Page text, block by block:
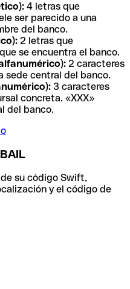
4 letras que
ser parecido a una
del banco.
2 letras que
se encuentra el banco.
2 caracteres
sede central del banco.
3 caracteres
concreta. «XXX»
del banco.
su código Swift,
y el código de